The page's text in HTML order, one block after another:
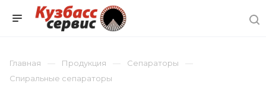
Главная Продукция
Сепараторы
Спиральные сепараторы